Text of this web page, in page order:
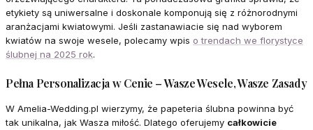
etykiety są uniwersalne i doskonale komponują się z różnorodnymi
aranżacjami kwiatowymi. Jeśli zastanawiacie się nad wyborem
kwiatów na swoje wesele, polecamy wpis o trendach we florystyce
ślubnej na 2025 rok.
Pełna Personalizacja w Cenie – Wasze Wesele, Wasze Zasady
W Amelia-Wedding.pl wierzymy, że papeteria ślubna powinna być
tak unikalna, jak Wasza miłość. Dlatego oferujemy całkowicie